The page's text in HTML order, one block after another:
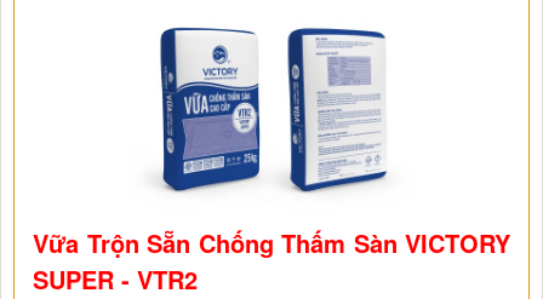
Vữa Trộn Sẵn Chống Thấm Sàn VICTORY
SUPER - VTR2